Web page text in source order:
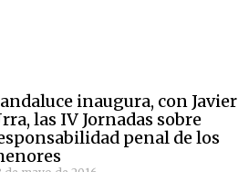
inaugura, con Javier
las IV Jornadas sobre
penal de los